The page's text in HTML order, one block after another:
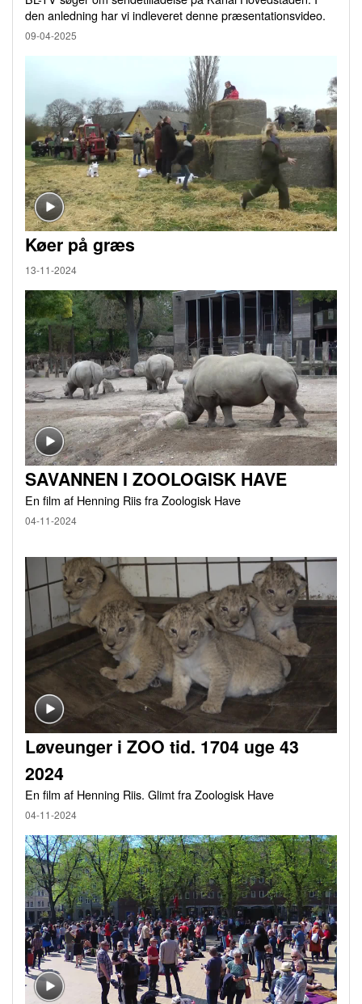
den anledning har vi indleveret denne præsentationsvideo.
09-04-2025
Køer på græs
13-11-2024
SAVANNEN I ZOOLOGISK HAVE
En film af Henning Riis fra Zoologisk Have
04-11-2024
Løveunger i ZOO tid. 1704 uge 43
2024
En film af Henning Riis. Glimt fra Zoologisk Have
04-11-2024